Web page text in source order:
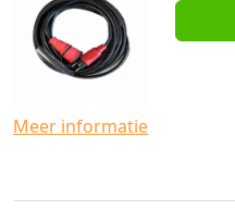
Meer informatie